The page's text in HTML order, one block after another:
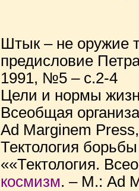
Штык – не оружие
предисловие
1991, №5 – с.2-4
Цели и нормы
Всеобщая
Ad Marginem
Тектология
««Тектология.
космизм. – М.: Ad